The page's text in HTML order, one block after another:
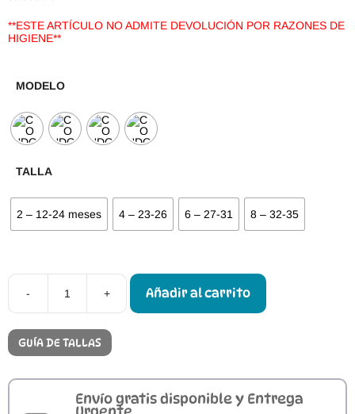
**ESTE ARTÍCULO NO ADMITE DEVOLUCIÓN POR RAZONES DE
HIGIENE**
MODELO
TALLA
2 – 12-24 meses 4 – 23-26 6 – 27-31 8 – 32-35
-
Cóndor
Calcetines
+ Añadir al carrito
GUÍA DE TALLAS
Envío gratis disponible y Entrega